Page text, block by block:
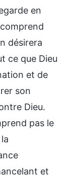
en
désirera
ce que Dieu
et de
son
Dieu.
pas le
et